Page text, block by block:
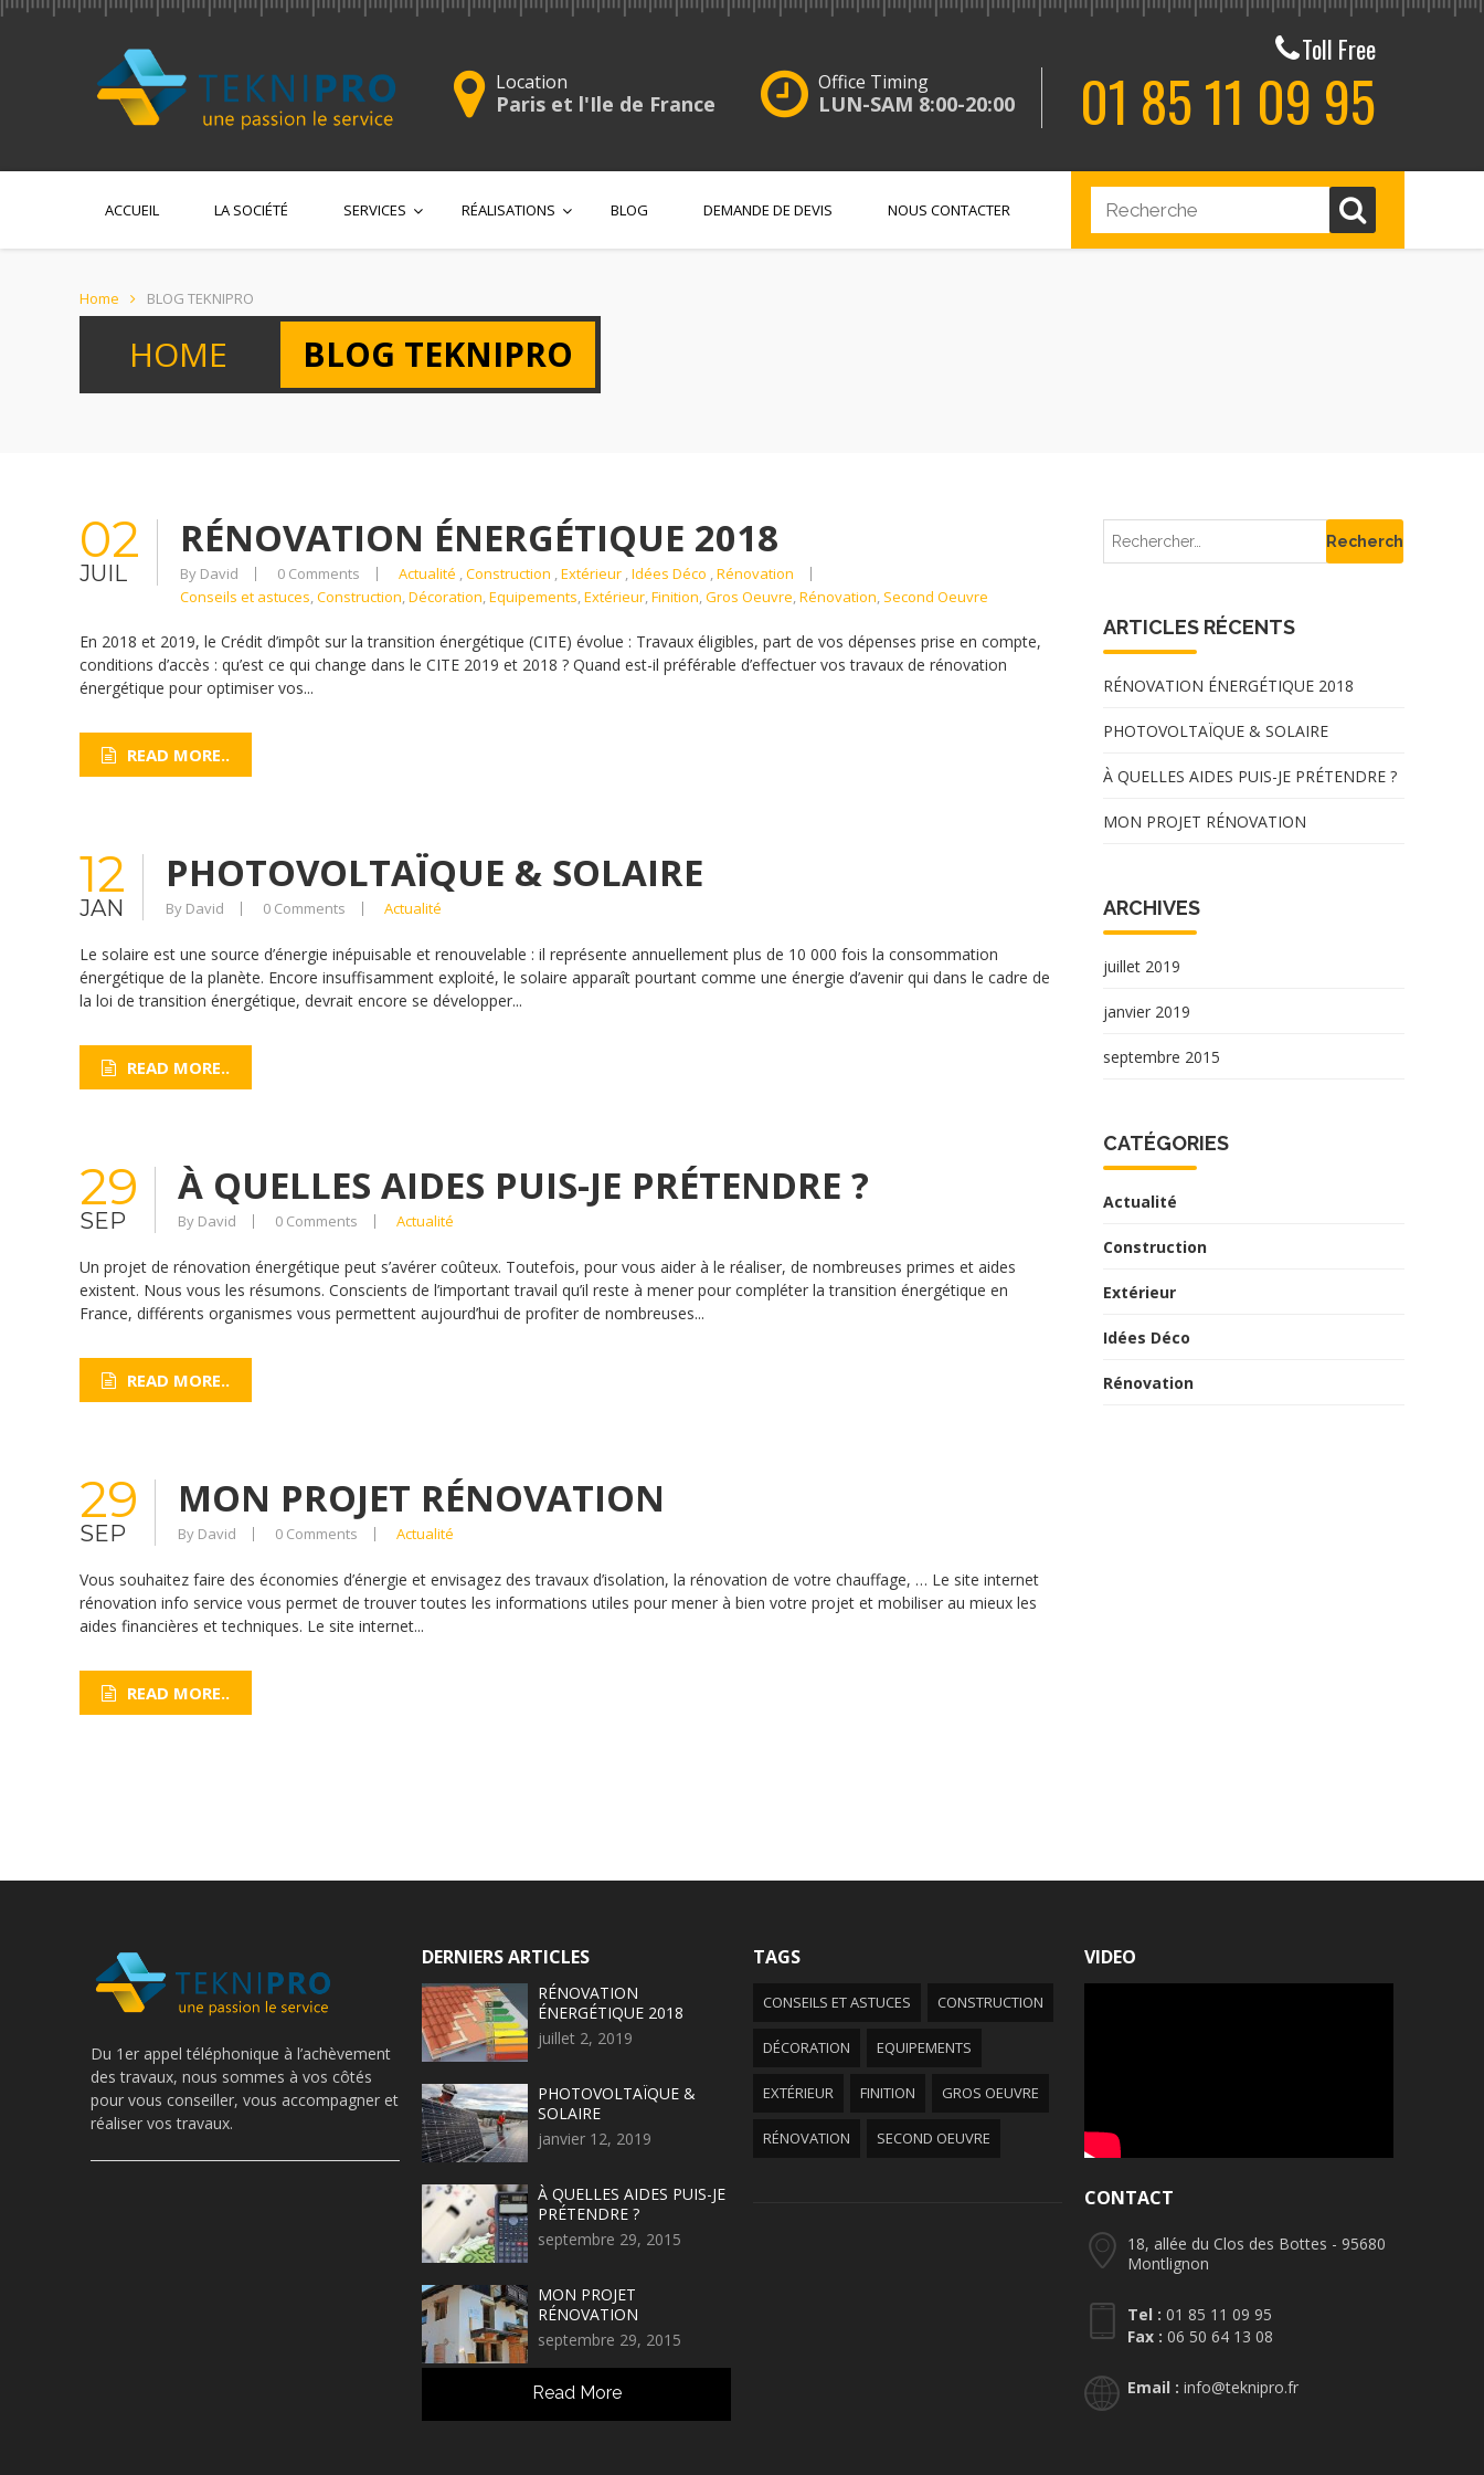
Location
Paris et l'Ile de France
Office Timing
LUN-SAM 8:00-20:00
Toll Free
01 85 11 09 95
ACCUEIL LA SOCIÉTÉ SERVICES RÉALISATIONS BLOG DEMANDE DE DEVIS NOUS CONTACTER
Home BLOG TEKNIPRO
HOME BLOG TEKNIPRO
02
JUIL
RÉNOVATION ÉNERGÉTIQUE 2018
By David 0 Comments Actualité ,Construction ,Extérieur ,Idées Déco ,Rénovation
Conseils et astuces,Construction,Décoration,Equipements,Extérieur,Finition,Gros Oeuvre,Rénovation, Second Oeuvre
En 2018 et 2019, le Crédit d’impôt sur la transition énergétique (CITE) évolue : Travaux éligibles, part de vos dépenses prise en compte,
conditions d’accès : qu’est ce qui change dans le CITE 2019 et 2018 ? Quand est-il préférable d’effectuer vos travaux de rénovation
énergétique pour optimiser vos...
READ MORE..
12
JAN
PHOTOVOLTAÏQUE & SOLAIRE
By David 0 Comments Actualité
Le solaire est une source d’énergie inépuisable et renouvelable : il représente annuellement plus de 10 000 fois la consommation
énergétique de la planète. Encore insuffisamment exploité, le solaire apparaît pourtant comme une énergie d’avenir qui dans le cadre de
la loi de transition énergétique, devrait encore se développer...
READ MORE..
29
SEP
À QUELLES AIDES PUIS-JE PRÉTENDRE ?
By David 0 Comments Actualité
Un projet de rénovation énergétique peut s’avérer coûteux. Toutefois, pour vous aider à le réaliser, de nombreuses primes et aides
existent. Nous vous les résumons. Conscients de l’important travail qu’il reste à mener pour compléter la transition énergétique en
France, différents organismes vous permettent aujourd’hui de profiter de nombreuses...
READ MORE..
29
SEP
MON PROJET RÉNOVATION
By David 0 Comments Actualité
Vous souhaitez faire des économies d’énergie et envisagez des travaux d’isolation, la rénovation de votre chauffage, … Le site internet
rénovation info service vous permet de trouver toutes les informations utiles pour mener à bien votre projet et mobiliser au mieux les
aides financières et techniques. Le site internet...
READ MORE..
ARTICLES RÉCENTS
RÉNOVATION ÉNERGÉTIQUE 2018
PHOTOVOLTAÏQUE & SOLAIRE
À QUELLES AIDES PUIS-JE PRÉTENDRE ?
MON PROJET RÉNOVATION
ARCHIVES
juillet 2019
janvier 2019
septembre 2015
CATÉGORIES
Actualité
Construction
Extérieur
Idées Déco
Rénovation
Du 1er appel téléphonique à l’achèvement
des travaux, nous sommes à vos côtés
pour vous conseiller, vous accompagner et
réaliser vos travaux.
DERNIERS ARTICLES
RÉNOVATION
ÉNERGÉTIQUE 2018
juillet 2, 2019
PHOTOVOLTAÏQUE &
SOLAIRE
janvier 12, 2019
À QUELLES AIDES PUIS-JE
PRÉTENDRE ?
septembre 29, 2015
MON PROJET
RÉNOVATION
septembre 29, 2015
Read More
TAGS
CONSEILS ET ASTUCES CONSTRUCTION
DÉCORATION EQUIPEMENTS
EXTÉRIEUR FINITION GROS OEUVRE
RÉNOVATION SECOND OEUVRE
VIDEO
CONTACT
18, allée du Clos des Bottes - 95680
Montlignon
Tel : 01 85 11 09 95
Fax : 06 50 64 13 08
Email : info@teknipro.fr